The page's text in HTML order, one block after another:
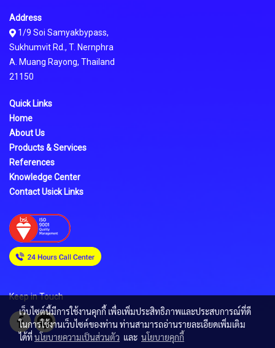
Address
1/9 Soi Samyakbypass,
Sukhumvit Rd., T. Nernphra
A. Muang Rayong, Thailand
21150
Quick Links
Home
About Us
Products & Services
References
Knowledge Center
Contact Usick Links
Keep in Touch
เว็บไซต์นี้มีการใช้งานคุกกี้ เพื่อเพิ่มประสิทธิภาพและประสบการณ์ที่ดี
ในการใช้งานเว็บไซต์ของท่าน ท่านสามารถอ่านรายละเอียดเพิ่มเติม
ได้ที่นโยบายความเป็นส่วนตัว และ นโยบายคุกกี้